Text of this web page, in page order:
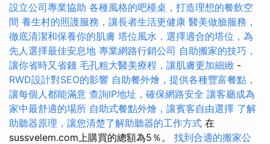
設立公司專業協助 各種風格的吧檯桌，打造理想的餐飲空
間 養生村的照護服務，讓長者生活更健康 醫美做臉服務，
徹底清潔和保養你的肌膚 塔位風水，選擇適合的塔位，為
先人選擇最佳安息地 專業網路行銷公司 自助搬家的技巧，
讓你省時又省錢 毛孔粗大醫美療程，讓肌膚更加細緻 -
RWD設計對SEO的影響 自助餐外燴，提供各種豐富餐點，
讓每個人都能滿意 查詢IP地址，確保網路安全 讓客廳成為
家中最舒適的場所 自助式餐點外燴，讓賓客自由選擇 了解
助聽器原理，讓您清楚了解助聽器的工作方式 在
sussvelem.com上購買的總額為5％。 找到合適的搬家公